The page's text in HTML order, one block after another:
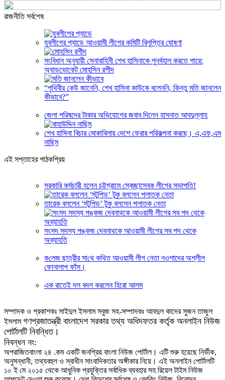
রাজনীতি সর্বশেষ
যুবলীগের প্যাডে আওয়ামী লীগের কমিটি বিলুপ্তির ঘোষণা
সংবিধান অনুযায়ী সেনাবাহিনী শেখ হাসিনাকে পুনর্বহাল করতে পারে:
অ্যাডভোকেট মোহসিন রশীদ
“পৃথিবীর কেউ জানেনি, শেখ হাসিনা কাউকে বলেননি, কিন্তু মতি জানলেন
কীভাবে?”
জেলা পরিষদের টাকার অভিযোগের জবাব দিলেন হাসনাত আবদুল্লাহ
শেখ হাসিনা বিচার মোকাবিলায় দেশে ফেরার পরিকল্পনা করছে। এ,এফ,এম
নাছিম
এই সপ্তাহের পাঠকপ্রিয়
সরকারি কর্মচারী হলেন চট্টগ্রামে স্বেচ্ছাসেবক লীগের সভাপতি!
তারেক বললেন ‘স্টুপিড’ টুকু বললেন পলাতক নেতা
সংসদ সদস্য পঙ্কজ দেবনাথকে আওয়ামী লীগের সব পদ থেকে
অব্যাহতি
ক‌লেজ ছাত্রীর সা‌থে ক‌থিত আওয়ামী লীগ নেতা নওশাদের অশ্লীল
ফোনালাপ ফাঁস।
এক রাতেই দল বদল করলেন হিরো আলম
সম্পাদক ও প্রকাশকঃ সাইদুল ইসলাম সবুজ সহ-সম্পাদকঃ আবদুল কাদের সুজন তাজুল
ইসলামগণপ্রজাতন্ত্রী বাংলাদেশ সরকার তথ্য অধিদফতর কর্তৃক অনলাইন নিউজ
পোর্টালটি নিবন্ধিত।
নিবন্ধন নং:
অপরাজিতবাংলা ২৪ .কম একটি জনপ্রিয় বাংলা নিউজ পোর্টাল। এটি শুরু হয়েছে নির্ভীক,
অনুসন্ধানী, তথ্যবহুল ও স্বাধীন সাংবাদিকতার অঙ্গীকার নিয়ে। এই অনলাইন পোর্টালটি
১০ ই মে ২০১৫ থেকে আধুনিক প্রযুক্তির সর্বাধিক ব্যবহার সহ রিয়েল টাইম নিউজ